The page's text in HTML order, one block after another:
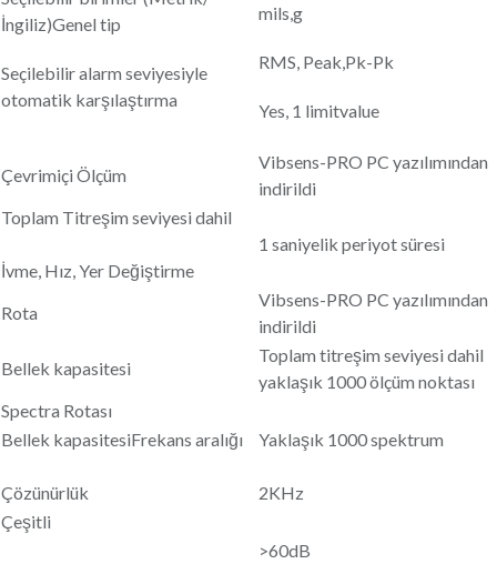
İngiliz)Genel tip
Seçilebilir alarm seviyesiyle
otomatik karşılaştırma
mils,g
RMS, Peak,Pk-Pk
Yes, 1 limitvalue
Çevrimiçi Ölçüm
Vibsens-PRO PC yazılımından
indirildi
Toplam Titreşim seviyesi dahil
İvme, Hız, Yer Değiştirme
1 saniyelik periyot süresi
Rota
Vibsens-PRO PC yazılımından
indirildi
Bellek kapasitesi
Toplam titreşim seviyesi dahil
yaklaşık 1000 ölçüm noktası
Spectra Rotası
Bellek kapasitesiFrekans aralığı
Çözünürlük
Yaklaşık 1000 spektrum
2KHz
Çeşitli
>60dB